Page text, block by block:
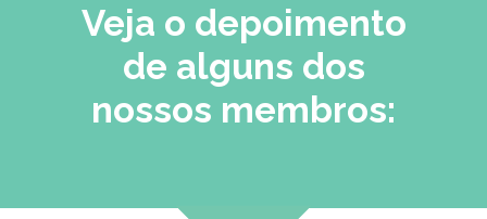
Veja o depoimento
de alguns dos
nossos membros: